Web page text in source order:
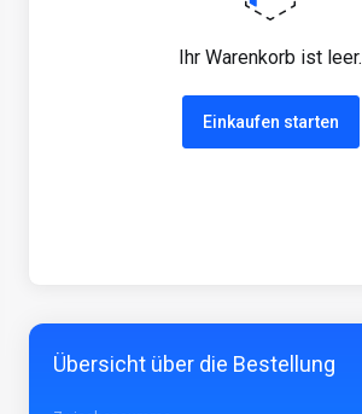
Ihr Warenkorb ist leer.
Einkaufen starten
Übersicht über die Bestellung